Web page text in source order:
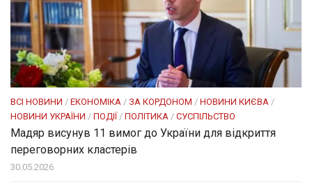
ВСІ НОВИНИ / ЕКОНОМІКА / ЗА КОРДОНОМ / НОВИНИ КИЄВА /
НОВИНИ УКРАЇНИ / ПОДІЇ/ ПОЛІТИКА / СУСПІЛЬСТВО
Мадяр висунув 11 вимог до України для відкриття
переговорних кластерів
30.05.2026